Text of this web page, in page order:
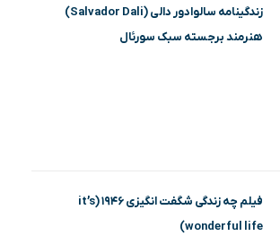
زندگینامه سالوادور دالی (Salvador Dali)
هنرمند برجسته سبک سورئال
فیلم چه زندگی شگفت انگیزی ۱۹۴۶ (it’s
wonderful life)